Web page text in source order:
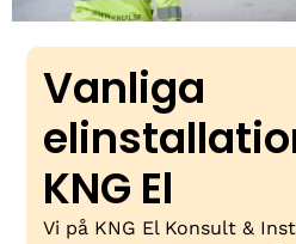
Vanliga
KNG El
Vi på KNG El Konsult &